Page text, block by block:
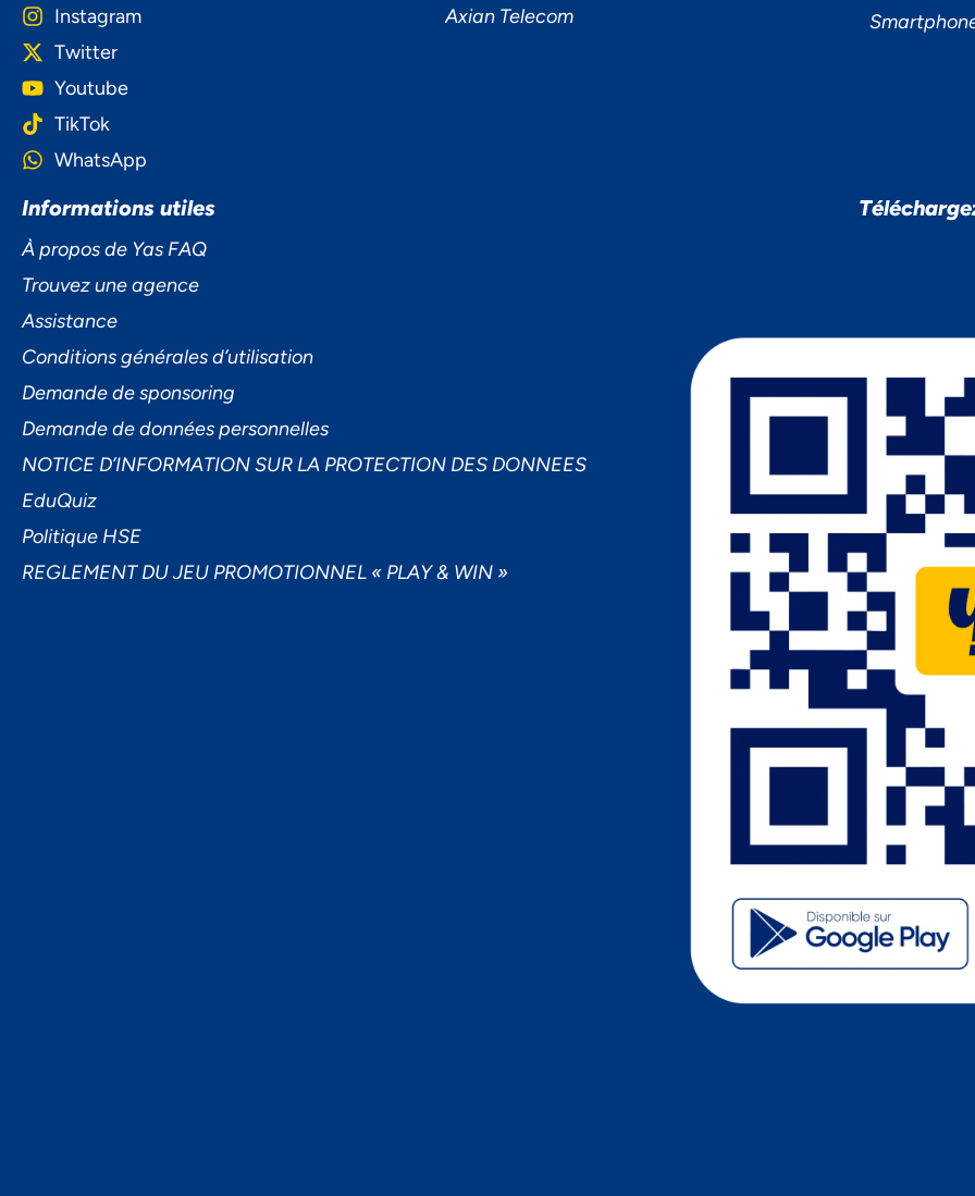
Instagram
Twitter
Youtube
TikTok
WhatsApp
Axian Telecom
Informations utiles
À propos de Yas FAQ
Trouvez une agence
Assistance
Conditions générales d’utilisation
Demande de sponsoring
Demande de données personnelles
NOTICE D’INFORMATION SUR LA PROTECTION DES DONNEES
EduQuiz
Politique HSE
REGLEMENT DU JEU PROMOTIONNEL « PLAY & WIN »
Accepter